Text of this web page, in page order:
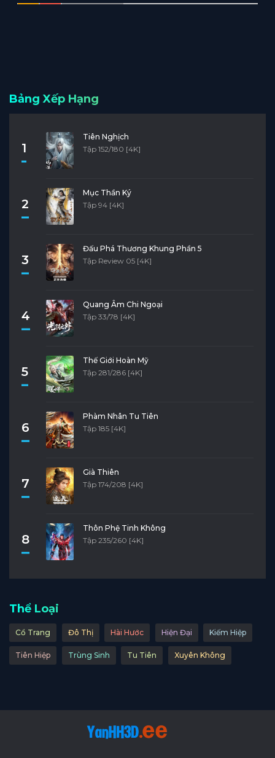
Bảng Xếp Hạng
1
Tiên Nghịch
Tập 152/180 [4K]
2
Mục Thần Ký
Tập 94 [4K]
3
Đấu Phá Thương Khung Phần 5
Tập Review 05 [4K]
4
Quang Âm Chi Ngoại
Tập 33/78 [4K]
5
Thế Giới Hoàn Mỹ
Tập 281/286 [4K]
6
Phàm Nhân Tu Tiên
Tập 185 [4K]
7
Già Thiên
Tập 174/208 [4K]
8
Thôn Phệ Tinh Không
Tập 235/260 [4K]
Thể Loại
Cổ Trang Đô Thị Hài Hước Hiện Đại Kiếm Hiệp
Tiên Hiệp Trùng Sinh Tu Tiên Xuyên Không